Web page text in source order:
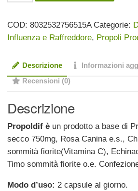
100cps
COD: 8032532756515A Categorie:
Influenza e Raffreddore, Propoli
Descrizione
Informazioni
Recensioni (0)
Descrizione
Propoldif è un prodotto a base di
secco 750mg, Rosa Canina e.s.,
sommità fiorite(Vitamina C),
Timo sommità fiorite o.e.
Modo d’uso: 2 capsule al giorno.